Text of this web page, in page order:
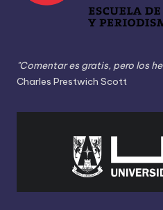
"Comentar es gratis, pero los
Charles Prestwich Scott